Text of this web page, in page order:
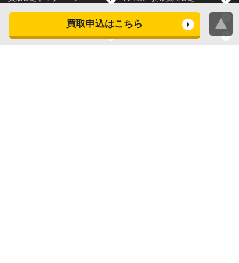
買取申込はこちら
タブレット買取査定
スマートウォッチ買取査定 デジカメ買取査定